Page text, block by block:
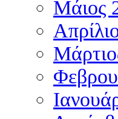
Μάιος